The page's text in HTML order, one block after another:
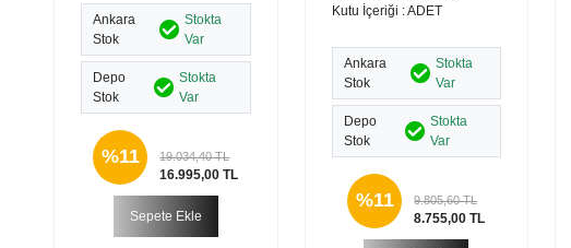
Ankara
Stok
Stokta
Var
Depo
Stok
Stokta
Var
%11 19.034,40 TL
16.995,00 TL
Sepete Ekle
Kutu İçeriği : ADET
Ankara
Stok
Stokta
Var
Depo
Stok
Stokta
Var
%11 9.805,60 TL
8.755,00 TL